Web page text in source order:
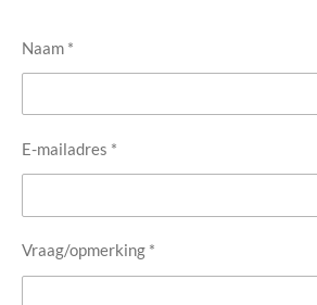
Naam *
E-mailadres *
Vraag/opmerking *